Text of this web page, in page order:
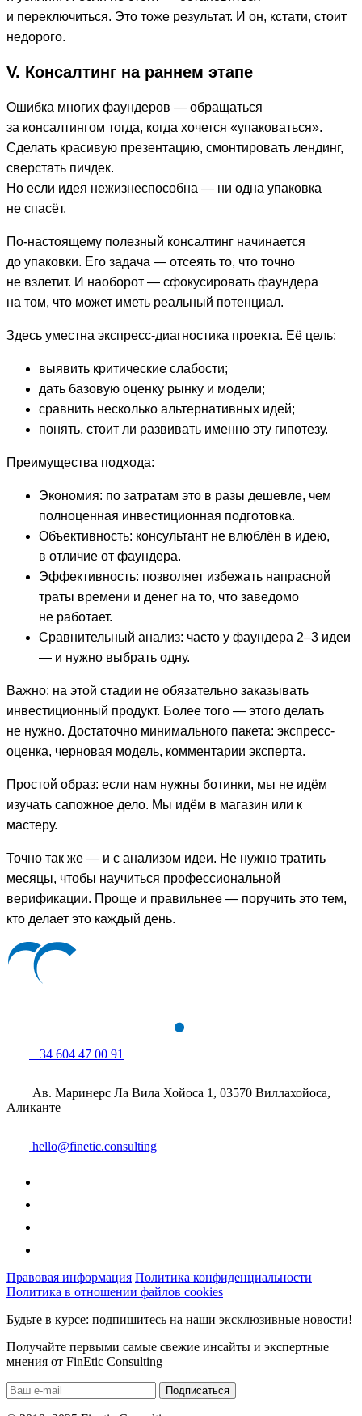
и переключиться. Это тоже результат. И он, кстати, стоит
недорого.
V. Консалтинг на раннем этапе
Ошибка многих фаундеров — обращаться
за консалтингом тогда, когда хочется «упаковаться».
Сделать красивую презентацию, смонтировать лендинг,
сверстать пичдек.
Но если идея нежизнеспособна — ни одна упаковка
не спасёт.
По-настоящему полезный консалтинг начинается
до упаковки. Его задача — отсеять то, что точно
не взлетит. И наоборот — сфокусировать фаундера
на том, что может иметь реальный потенциал.
Здесь уместна экспресс-диагностика проекта. Её цель:
выявить критические слабости;
дать базовую оценку рынку и модели;
сравнить несколько альтернативных идей;
понять, стоит ли развивать именно эту гипотезу.
Преимущества подхода:
Экономия: по затратам это в разы дешевле, чем
полноценная инвестиционная подготовка.
Объективность: консультант не влюблён в идею,
в отличие от фаундера.
Эффективность: позволяет избежать напрасной
траты времени и денег на то, что заведомо
не работает.
Сравнительный анализ: часто у фаундера 2–3 идеи
— и нужно выбрать одну.
Важно: на этой стадии не обязательно заказывать
инвестиционный продукт. Более того — этого делать
не нужно. Достаточно минимального пакета: экспресс-
оценка, черновая модель, комментарии эксперта.
Простой образ: если нам нужны ботинки, мы не идём
изучать сапожное дело. Мы идём в магазин или к
мастеру.
Точно так же — и с анализом идеи. Не нужно тратить
месяцы, чтобы научиться профессиональной
верификации. Проще и правильнее — поручить это тем,
кто делает это каждый день.
+34 604 47 00 91
Ав. Маринерс Ла Вила Хойоса 1, 03570 Виллахойоса,
Аликанте
hello@finetic.consulting
Правовая информация Политика конфиденциальности
Политика в отношении файлов cookies
Будьте в курсе: подпишитесь на наши эксклюзивные новости!
Получайте первыми самые свежие инсайты и экспертные
мнения от FinEtic Consulting